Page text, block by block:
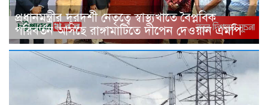
প্রধানমন্ত্রীর দূরদর্শী নেতৃত্বে স্বাস্থ্যখাতে বৈপ্লবিক
পরিবর্তন আসছে রাঙ্গামাটিতে দীপেন দেওয়ান এমপি